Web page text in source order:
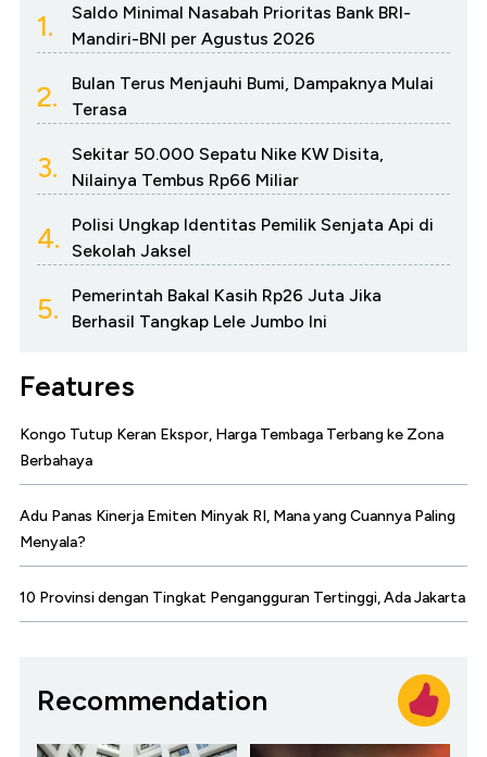
1.
Saldo Minimal Nasabah Prioritas Bank BRI-
Mandiri-BNI per Agustus 2026
2.
Bulan Terus Menjauhi Bumi, Dampaknya Mulai
Terasa
3.
Sekitar 50.000 Sepatu Nike KW Disita,
Nilainya Tembus Rp66 Miliar
4.
Polisi Ungkap Identitas Pemilik Senjata Api di
Sekolah Jaksel
5.
Pemerintah Bakal Kasih Rp26 Juta Jika
Berhasil Tangkap Lele Jumbo Ini
Features
Kongo Tutup Keran Ekspor, Harga Tembaga Terbang ke Zona
Berbahaya
Adu Panas Kinerja Emiten Minyak RI, Mana yang Cuannya Paling
Menyala?
10 Provinsi dengan Tingkat Pengangguran Tertinggi, Ada Jakarta
Recommendation